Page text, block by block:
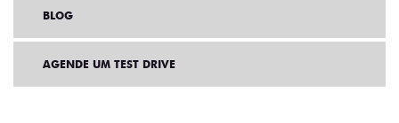
BLOG
AGENDE UM TEST DRIVE